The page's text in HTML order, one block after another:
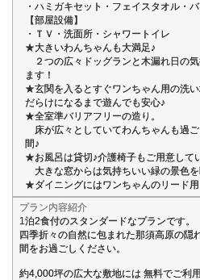
・ハミガキセット・フェイスタオル・
【部屋設備】
・ＴＶ・洗面所・シャワートイレ
★大きいわんちゃんも大満足♪
２つの広々ドッグランと木漏れ日の
ます！
★玄関を入るとすぐワンちゃん用の洗
だらけになるまで遊んでも安心♪
★全室準バリアフリーの造り。
床が広々としていてわんちゃんも過
間♪
★お風呂は貸切♪介護椅子もご用意して
大きな窓からは気持ちいい緑の景色
★ダイニングにはワンちゃんのリード用
プラン内容紹介
1泊2食付のスタンダードなプランです。
四季折々の自然に包まれた那須高原の隠
間をお過ごしください。
約4,000坪の広大な敷地には 無料でご利